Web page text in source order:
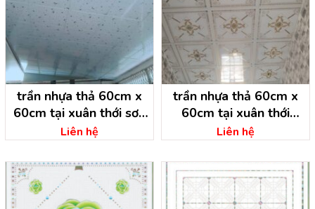
trần nhựa thả 60cm x
60cm tại xuân thới sơn
hóc môn – bình dương
Liên hệ
trần nhựa thả 60cm x
60cm tại xuân thới
thượng hóc môn – hồ chí
Liên hệ